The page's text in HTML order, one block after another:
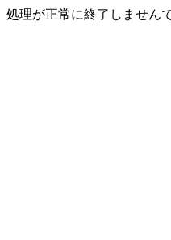
処理が正常に終了しません